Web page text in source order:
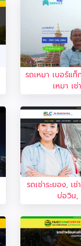
รถเหมา เบอร์แ
เหมา เ
รถเช่าระยอง, เ
บ่อวิน,